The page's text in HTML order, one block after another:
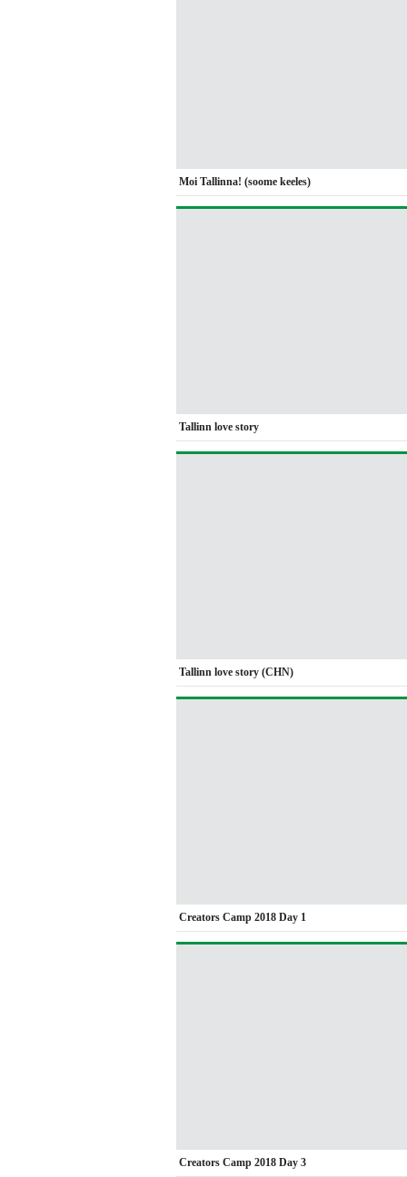
Moi Tallinna! (soome keeles)
Tallinn love story
Tallinn love story (CHN)
Creators Camp 2018 Day 1
Creators Camp 2018 Day 3